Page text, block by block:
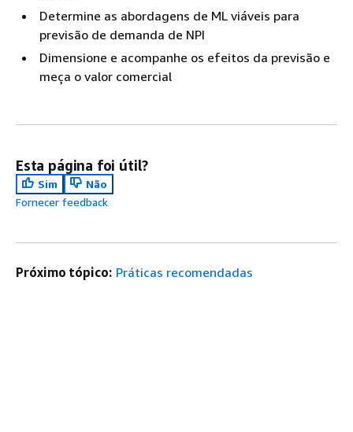
Determine as abordagens de ML viáveis para
previsão de demanda de NPI
Dimensione e acompanhe os efeitos da previsão e
meça o valor comercial
Esta página foi útil?
Sim
Não
Fornecer feedback
Próximo tópico: Práticas recomendadas